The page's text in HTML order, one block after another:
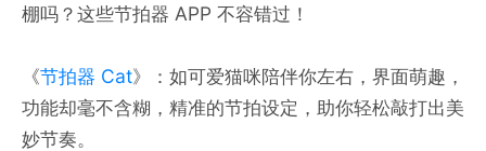
棚吗？这些节拍器 APP 不容错过！
《节拍器 Cat》：如可爱猫咪陪伴你左右，界面萌趣，
功能却毫不含糊，精准的节拍设定，助你轻松敲打出美
妙节奏。